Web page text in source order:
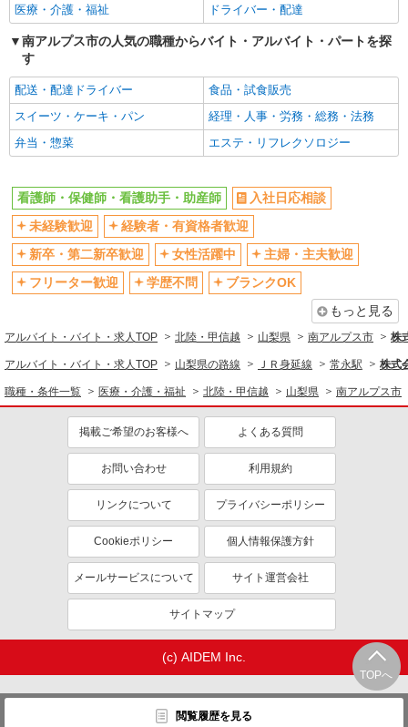
医療・介護・福祉
ドライバー・配達
南アルプス市の人気の職種からバイト・アルバイト・パートを探
す
配送・配達ドライバー
食品・試食販売
スイーツ・ケーキ・パン
経理・人事・労務・総務・法務
弁当・惣菜
エステ・リフレクソロジー
TOPへ
閲覧履歴を見る
看護師・保健師・看護助手・助産師
入社日応相談
未経験歓迎
経験者・有資格者歓迎
新卒・第二新卒歓迎
女性活躍中
主婦・主夫歓迎
フリーター歓迎
学歴不問
ブランクOK
もっと見る
アルバイト・バイト・求人TOP 北陸・甲信越 山梨県 南アルプス市 株
アルバイト・バイト・求人TOP 山梨県の路線 ＪＲ身延線 常永駅 株式
職種・条件一覧 医療・介護・福祉 北陸・甲信越 山梨県 南アルプス市
掲載ご希望のお客様へ よくある質問
お問い合わせ 利用規約
リンクについて プライバシーポリシー
Cookieポリシー 個人情報保護方針
メールサービスについて サイト運営会社
サイトマップ
(c) AIDEM Inc.